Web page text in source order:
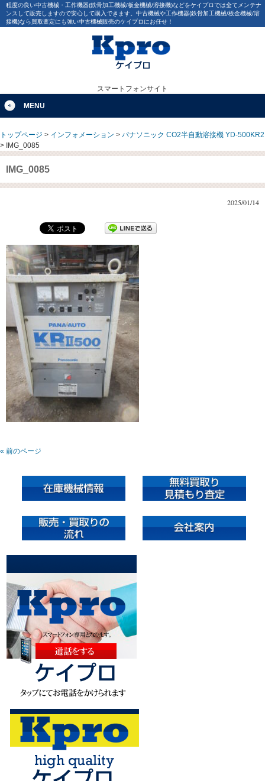
程度の良い中古機械・工作機器(鉄骨加工機械/板金機械/溶接機)などをケイプロでは全てメンテナ
ンスして販売しますので安心して購入できます。中古機械や工作機器(鉄骨加工機械/板金機械/溶
接機)なら買取査定にも強い中古機械販売のケイプロにお任せ！
スマートフォンサイト
MENU
トップページ > インフォメーション > パナソニック CO2半自動溶接機 YD-500KR2
> IMG_0085
IMG_0085
2025/01/14
« 前のページ